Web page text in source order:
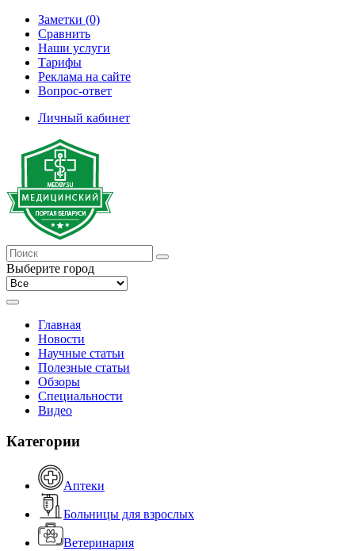
Заметки (0)
Сравнить
Наши услуги
Тарифы
Реклама на сайте
Вопрос-ответ
Личный кабинет
Выберите город
Главная
Новости
Научные статьи
Полезные статьи
Обзоры
Специальности
Видео
Категории
Аптеки
Больницы для взрослых
Ветеринария